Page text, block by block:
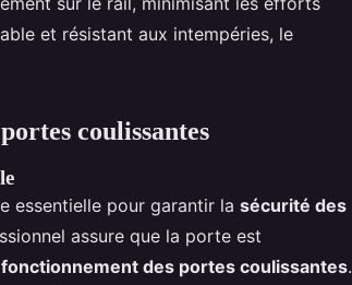
et résistant aux intempéries, le
coulissantes
essentielle pour garantir la sécurité des
assure que la porte est
fonctionnement des portes coulissantes.